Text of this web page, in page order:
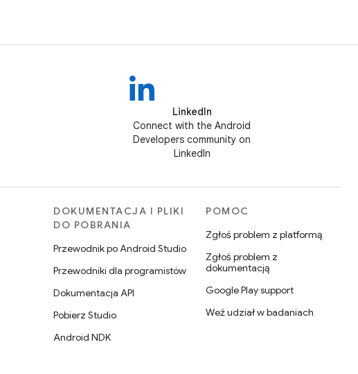
LinkedIn
Connect with the Android
Developers community on
LinkedIn
DOKUMENTACJA I PLIKI
DO POBRANIA
Przewodnik po Android Studio
Przewodniki dla programistów
Dokumentacja API
Pobierz Studio
Android NDK
POMOC
Zgłoś problem z platformą
Zgłoś problem z
dokumentacją
Google Play support
Weź udział w badaniach